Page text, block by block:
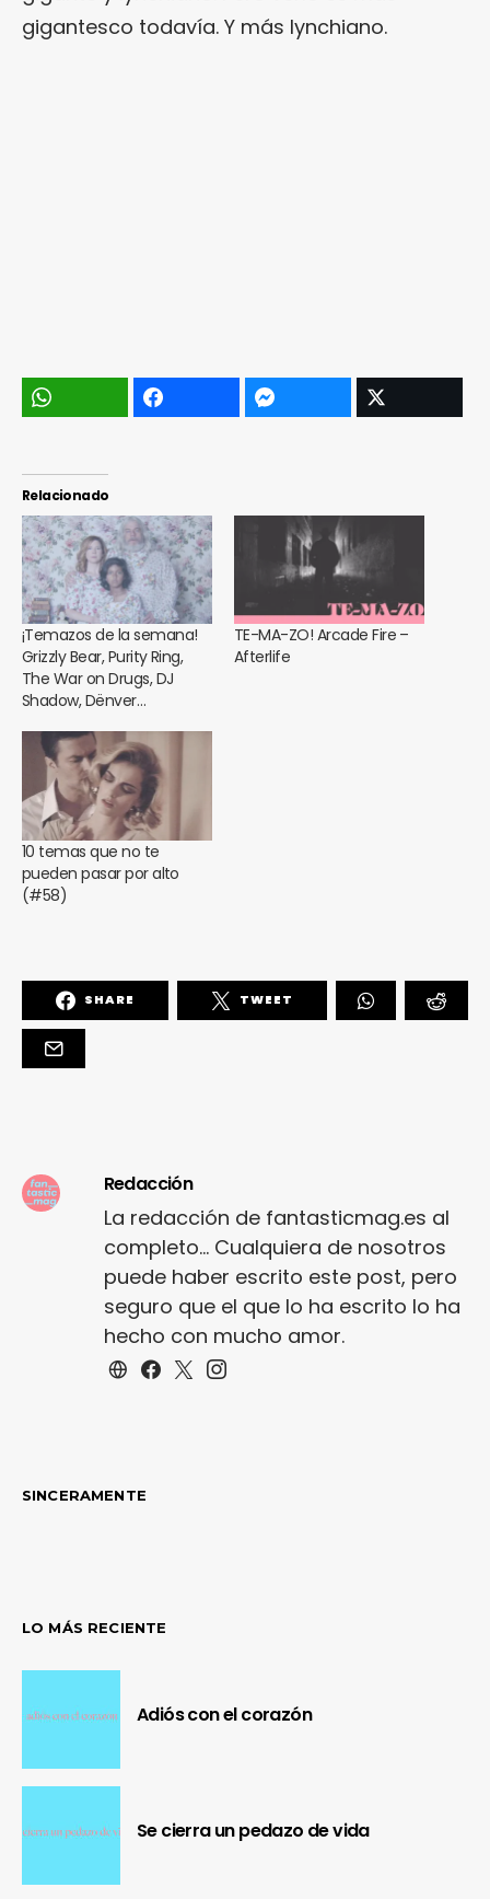
gigantesco todavía. Y más lynchiano.
Relacionado
¡Temazos de la semana!
Grizzly Bear, Purity Ring,
The War on Drugs, DJ
Shadow, Dënver…
TE-MA-ZO! Arcade Fire –
Afterlife
10 temas que no te
pueden pasar por alto
(#58)
SHARE TWEET
Redacción
La redacción de fantasticmag.es al
completo... Cualquiera de nosotros
puede haber escrito este post, pero
seguro que el que lo ha escrito lo ha
hecho con mucho amor.
SINCERAMENTE
LO MÁS RECIENTE
Adiós con el corazón
Se cierra un pedazo de vida